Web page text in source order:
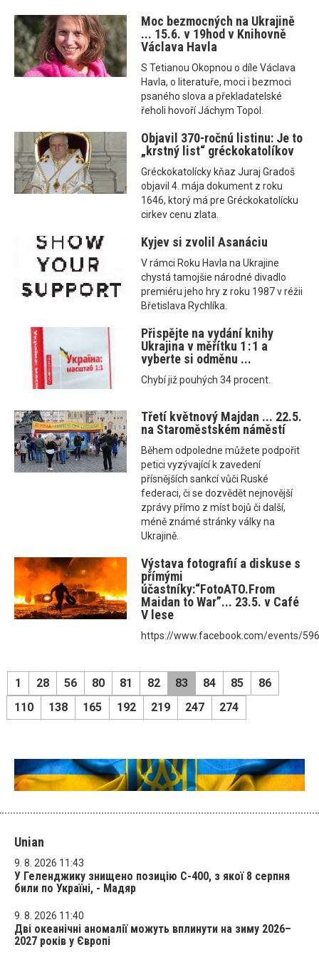
Moc bezmocných na Ukrajině
... 15.6. v 19hod v Knihovně
Václava Havla
S Tetianou Okopnou o díle Václava
Havla, o literatuře, moci i bezmoci
psaného slova a překladatelské
řeholi hovoří Jáchym Topol.
Objavil 370-ročnú listinu: Je to
„krstný list“ gréckokatolíkov
Gréckokatolícky kňaz Juraj Gradoš
objavil 4. mája dokument z roku
1646, ktorý má pre Gréckokatolícku
cirkev cenu zlata.
Kyjev si zvolil Asanáciu
V rámci Roku Havla na Ukrajine
chystá tamojšie národné divadlo
premiéru jeho hry z roku 1987 v réžii
Břetislava Rychlíka.
Přispějte na vydání knihy
Ukrajina v měřítku 1 : 1 a
vyberte si odměnu ...
Chybí již pouhých 34 procent.
Třetí květnový Majdan ... 22.5.
na Staroměstském náměstí
Během odpoledne můžete podpořit
petici vyzývající k zavedení
přísnějších sankcí vůči Ruské
federaci, či se dozvědět nejnovější
zprávy přímo z míst bojů či další,
méně známé stránky války na
Ukrajině.
Výstava fotografií a diskuse s
přímými
účastníky:“FotoATO.From
Maidan to War”... 23.5. v Café
V lese
https://www.facebook.com/events/
1 28 56 80 81 82 83 84 85
86
110
138 165 192 219 247 274
Unian
9. 8. 2026 11:43
У Геленджику знищено позицію С-400, з якої 8 серпня
били по Україні, - Мадяр
9. 8. 2026 11:40
Дві океанічні аномалії можуть вплинути на зиму 2026–
2027 років у Європі